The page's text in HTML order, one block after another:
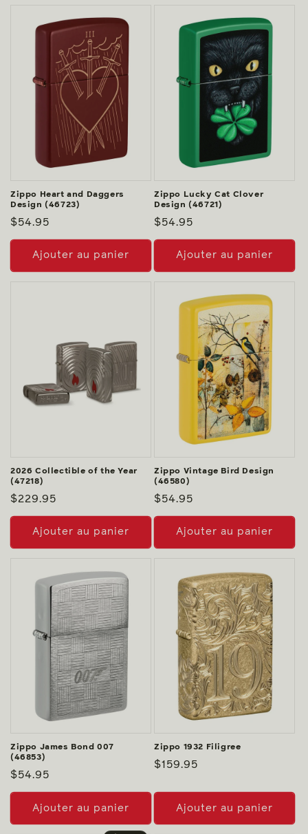
Zippo Heart and Daggers
Design (46723)
Prix
habituel
$54.95
Ajouter au panier
Zippo Lucky Cat Clover
Design (46721)
Prix
habituel
$54.95
Ajouter au panier
2026 Collectible of the Year
(47218)
Prix
habituel
$229.95
Ajouter au panier
Zippo Vintage Bird Design
(46580)
Prix
habituel
$54.95
Ajouter au panier
Zippo James Bond 007
(46853)
Prix
habituel
$54.95
Ajouter au panier
Zippo 1932 Filigree
Prix
$159.95
Ajouter au panier